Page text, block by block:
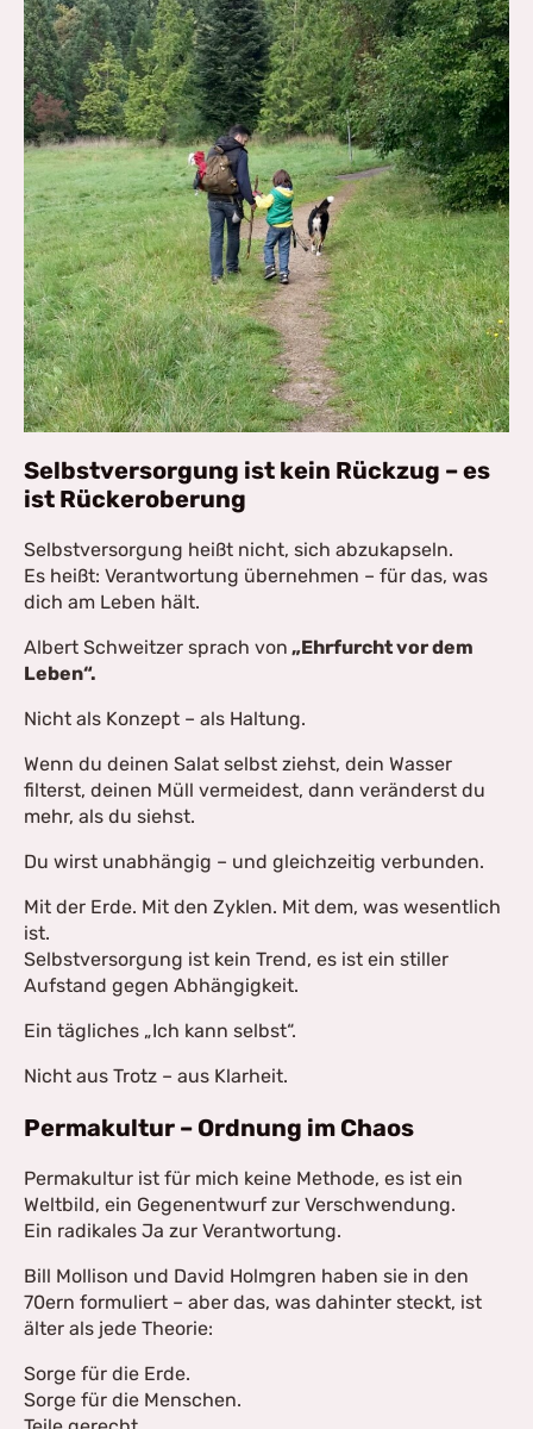
Selbstversorgung ist kein Rückzug – es
ist Rückeroberung
Selbstversorgung heißt nicht, sich abzukapseln.
Es heißt: Verantwortung übernehmen – für das, was
dich am Leben hält.
Albert Schweitzer sprach von „Ehrfurcht vor dem
Leben“.
Nicht als Konzept – als Haltung.
Wenn du deinen Salat selbst ziehst, dein Wasser
filterst, deinen Müll vermeidest, dann veränderst du
mehr, als du siehst.
Du wirst unabhängig – und gleichzeitig verbunden.
Mit der Erde. Mit den Zyklen. Mit dem, was wesentlich
ist.
Selbstversorgung ist kein Trend, es ist ein stiller
Aufstand gegen Abhängigkeit.
Ein tägliches „Ich kann selbst“.
Nicht aus Trotz – aus Klarheit.
Permakultur – Ordnung im Chaos
Permakultur ist für mich keine Methode, es ist ein
Weltbild, ein Gegenentwurf zur Verschwendung.
Ein radikales Ja zur Verantwortung.
Bill Mollison und David Holmgren haben sie in den
70ern formuliert – aber das, was dahinter steckt, ist
älter als jede Theorie:
Sorge für die Erde.
Sorge für die Menschen.